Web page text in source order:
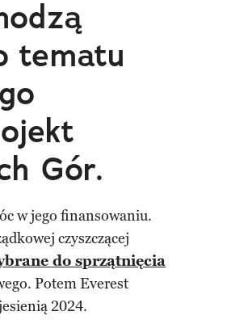
tematu
Gór.
w jego finansowaniu.
czyszczącej
do sprzątnięcia
Potem Everest
2024.